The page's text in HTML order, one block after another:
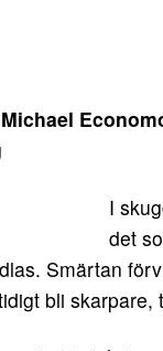
I
det
Smärtan
bli